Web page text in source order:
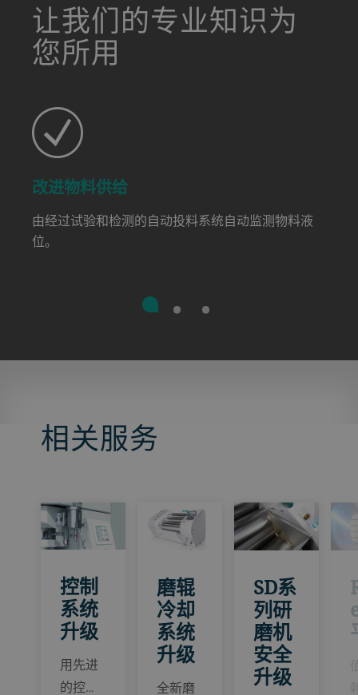
让我们的专业知识为
您所用
改进物料供给
由经过试验和检测的自动投料系统自动监测物料液
位。
相关服务
控制
系统
升级
用先进
的控…
磨辊
冷却
系统
升级
全新磨
SD系
列研
磨机
安全
升级